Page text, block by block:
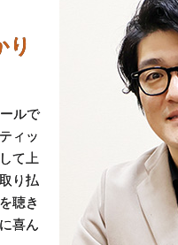
り
ルで
ィッ
て上
り払
聴き
喜ん